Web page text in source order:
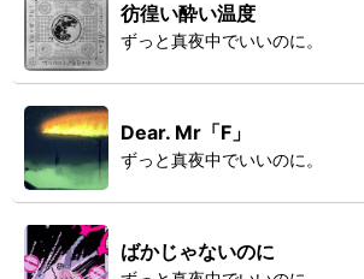
彷徨い酔い温度
ずっと真夜中でいいのに。
Dear. Mr「F」
ずっと真夜中でいいのに。
ばかじゃないのに